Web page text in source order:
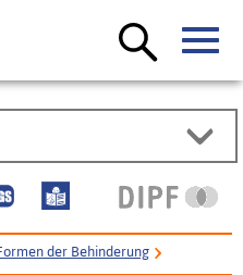
der Behinderung